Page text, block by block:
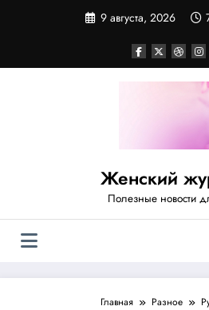
9 августа, 2026
Женский
Полезные новости
Главная Разное